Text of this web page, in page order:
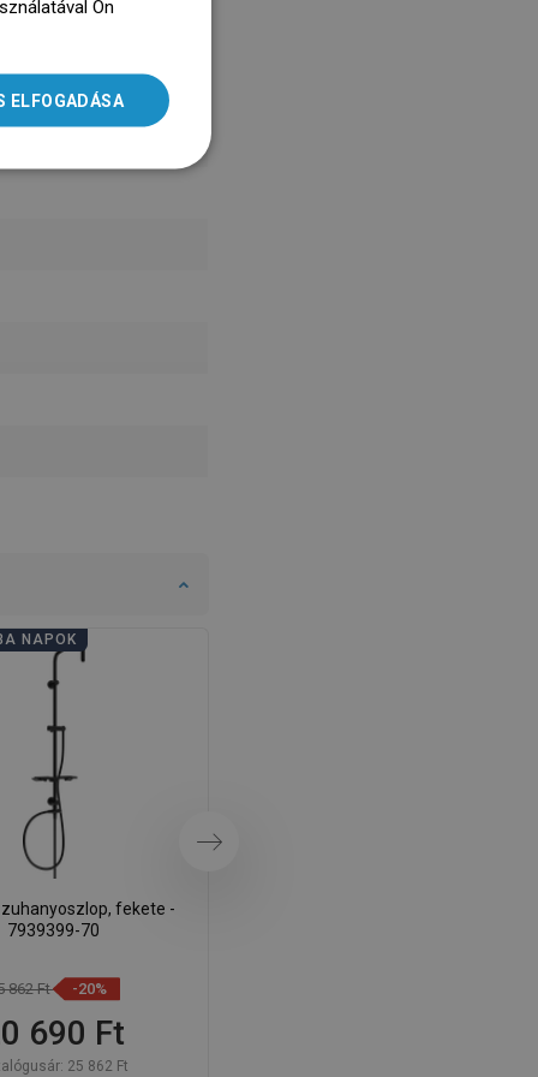
NAPOK
zuhanyoszlop, fekete -
7939399-70
862 Ft -20%
690 Ft
25 862 Ft
Következő
LITHUANIAN
Ön
ELFOGADÁSA